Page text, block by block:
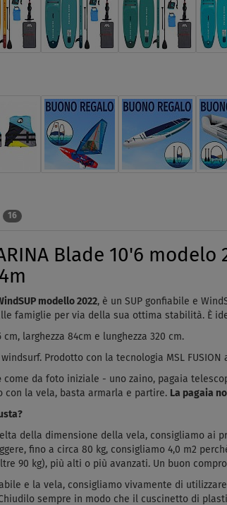
16
Blade 10'6
modello 2022, è un SUP gonfiabile e
famiglie per via della sua ottima stabilità. È
cm, larghezza 84cm e lunghezza 320 cm.
Prodotto con la tecnologia MSL FUSION
come da foto iniziale - uno zaino, pagaia
con la vela, basta armarla e partire. La pagaia
della dimensione della vela, consigliamo ai
fino a circa 80 kg, consigliamo 4,0 m2
90 kg), più alti o più avanzati. Un buon
e la vela, consigliamo vivamente di
sempre in modo che il cuscinetto di